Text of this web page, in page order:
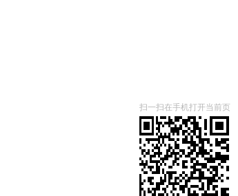
扫一扫在手机打开当前页